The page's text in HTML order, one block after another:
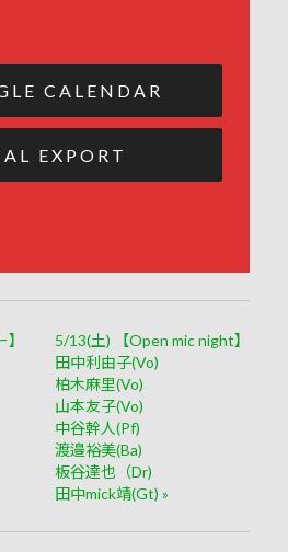
CALENDAR
EXPORT
5/13(土) 【Open mic night】
田中利由子(Vo)
柏木麻里(Vo)
山本友子(Vo)
中谷幹人(Pf)
渡邉裕美(Ba)
板谷達也（Dr)
田中mick靖(Gt) »